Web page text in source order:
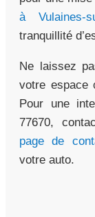
à Vulaines-
tranquillité
Ne laissez
votre espace
Pour une
77670,
page de
votre auto.